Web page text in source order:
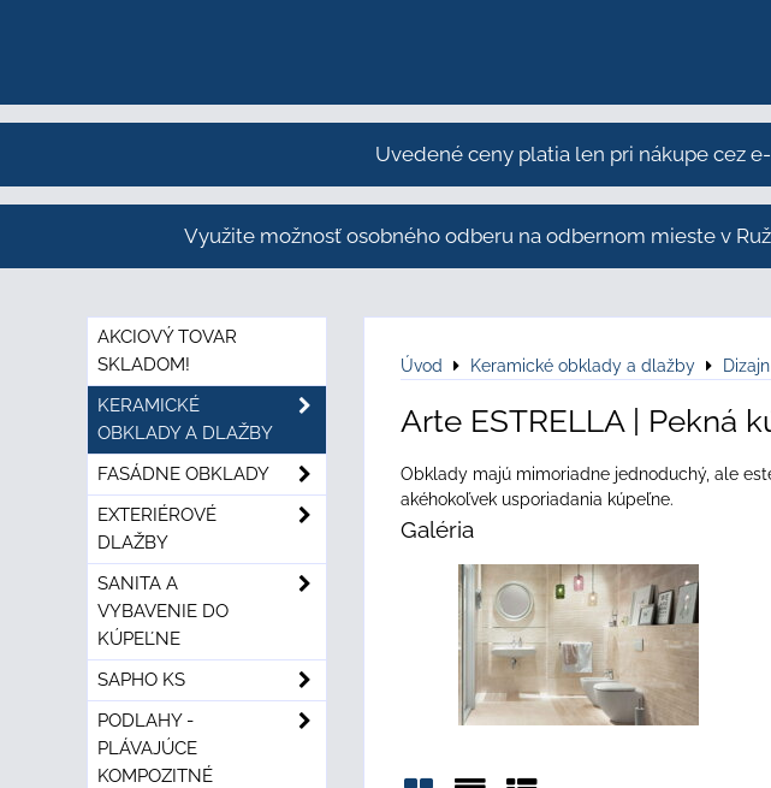
Uvedené ceny platia len pri nákupe cez
Využite možnosť osobného odberu na odbernom mieste v
Úvod Keramické obklady a dlažby Dizajn
Arte ESTRELLA | Pekná
Obklady majú mimoriadne jednoduchý, ale
akéhokoľvek usporiadania kúpeľne.
Galéria
AKCIOVÝ TOVAR
SKLADOM!
KERAMICKÉ
OBKLADY A DLAŽBY
FASÁDNE OBKLADY
EXTERIÉROVÉ
DLAŽBY
SANITA A
VYBAVENIE DO
KÚPEĽNE
SAPHO KS
PODLAHY -
PLÁVAJÚCE
KOMPOZITNÉ